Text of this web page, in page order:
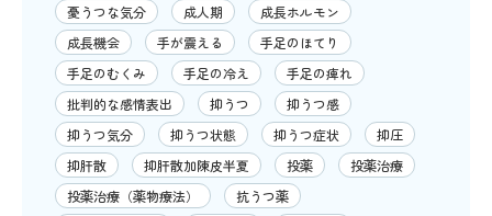
憂うつな気分
成人期
成長ホルモン
成長機会
手が震える
手足のほてり
手足のむくみ
手足の冷え
手足の痺れ
批判的な感情表出
抑うつ
抑うつ感
抑うつ気分
抑うつ状態 抑うつ症状
抑圧
抑肝散
抑肝散加陳皮半夏 投薬
投薬治療
投薬治療（薬物療法）
抗うつ薬